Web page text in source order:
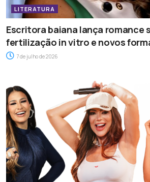
LITERATURA
Escritora baiana lança romance
fertilização in vitro e novos
7 de julho de 2026